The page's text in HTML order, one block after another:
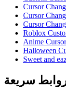
Cursor
Cursor
Cursor
Roblox
Anime
Halloween
Sweet and
سريعة